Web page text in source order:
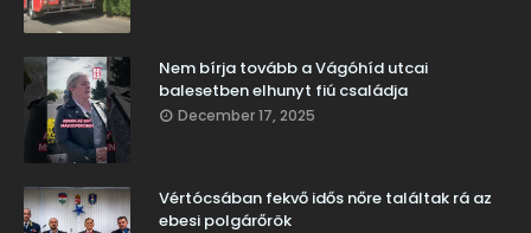
Nem bírja tovább a Vágóhíd utcai
balesetben elhunyt fiú családja
December 17, 2025
Vértócsában fekvő idős nőre találtak rá az
ebesi polgárőrök